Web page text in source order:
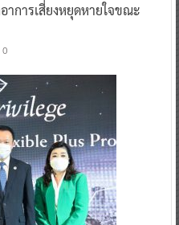
การเสี่ยงหยุดหายใจขณะ
0